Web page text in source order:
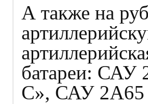
А также на
батареи: САУ
С», САУ 2А65